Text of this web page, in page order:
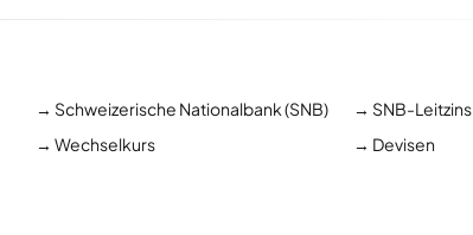
→ Schweizerische Nationalbank (SNB) → SNB-Leitzins
→ Wechselkurs → Devisen